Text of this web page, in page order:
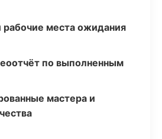
рабочие места ожидания
по выполненным
мастера и